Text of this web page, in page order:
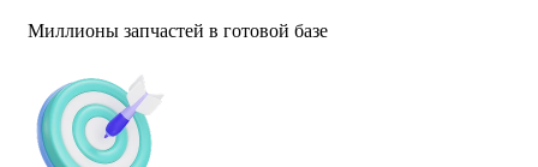
Миллионы запчастей в готовой базе